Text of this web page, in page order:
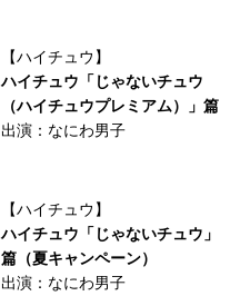
【ハイチュウ】
ハイチュウ「じゃないチュウ
（ハイチュウプレミアム）」篇
出演：なにわ男子
【ハイチュウ】
ハイチュウ「じゃないチュウ」
篇（夏キャンペーン）
出演：なにわ男子